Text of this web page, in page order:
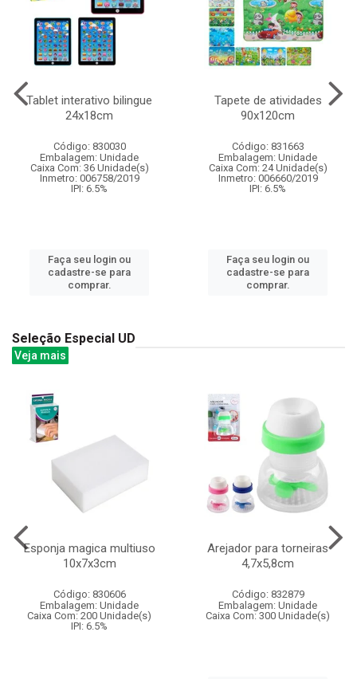
Tablet interativo bilingue
24x18cm
Código: 830030
Embalagem: Unidade
Caixa Com: 36 Unidade(s)
Inmetro: 006758/2019
IPI: 6.5%
Faça seu login ou
cadastre-se para
comprar.
Tapete de atividades
90x120cm
Código: 831663
Embalagem: Unidade
Caixa Com: 24 Unidade(s)
Inmetro: 006660/2019
IPI: 6.5%
Faça seu login ou
cadastre-se para
comprar.
Seleção Especial UD
Veja mais
Esponja magica multiuso
10x7x3cm
Código: 830606
Embalagem: Unidade
Caixa Com: 200 Unidade(s)
IPI: 6.5%
Arejador para torneiras
4,7x5,8cm
Código: 832879
Embalagem: Unidade
Caixa Com: 300 Unidade(s)